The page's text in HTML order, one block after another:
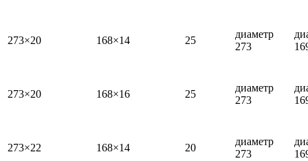
273×20 168×14 25
диаметр
273
273×20 168×16 25
диаметр
273
273×22 168×14 20
диаметр
273